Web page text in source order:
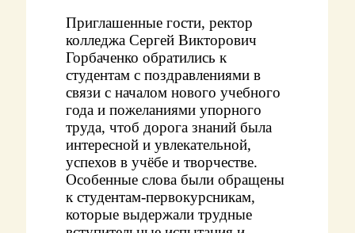
Приглашенные гости, ректор
колледжа Сергей Викторович
Горбаченко обратились к
студентам с поздравлениями в
связи с началом нового учебного
года и пожеланиями упорного
труда, чтоб дорога знаний была
интересной и увлекательной,
успехов в учёбе и творчестве.
Особенные слова были обращены
к студентам-первокурсникам,
которые выдержали трудные